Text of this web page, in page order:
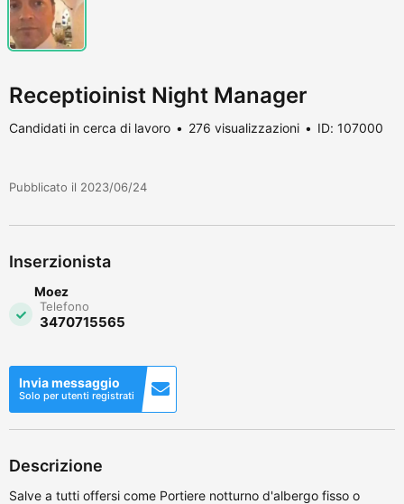
Receptioinist Night Manager
Candidati in cerca di lavoro 276 visualizzazioni ID: 107000
Pubblicato il 2023/06/24
Inserzionista
Moez
Telefono
3470715565
Invia messaggio
Solo per utenti registrati
Descrizione
Salve a tutti offersi come Portiere notturno d'albergo fisso o